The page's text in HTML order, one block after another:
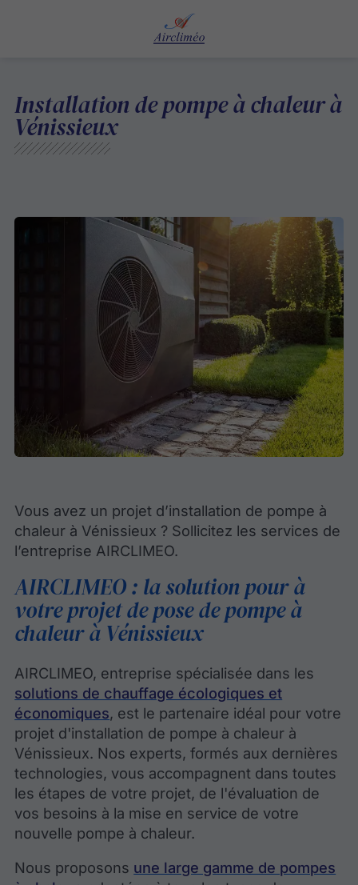
Installation de pompe à chaleur à
Vénissieux
Vous avez un projet d’installation de pompe à
chaleur à Vénissieux ? Sollicitez les services de
l’entreprise AIRCLIMEO.
AIRCLIMEO : la solution pour à
votre projet de pose de pompe à
chaleur à Vénissieux
AIRCLIMEO, entreprise spécialisée dans les
solutions de chauffage écologiques et
économiques, est le partenaire idéal pour votre
projet d'installation de pompe à chaleur à
Vénissieux. Nos experts, formés aux dernières
technologies, vous accompagnent dans toutes
les étapes de votre projet, de l'évaluation de
vos besoins à la mise en service de votre
nouvelle pompe à chaleur.
Nous proposons une large gamme de pompes